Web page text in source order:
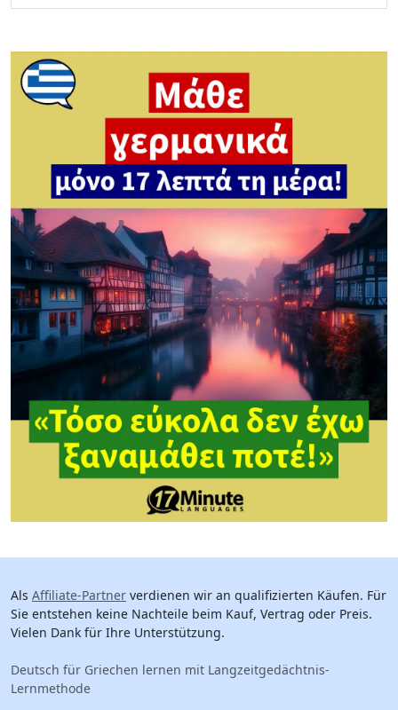
Als Affiliate-Partner verdienen wir an qualifizierten Käufen. Für
Sie entstehen keine Nachteile beim Kauf, Vertrag oder Preis.
Vielen Dank für Ihre Unterstützung.
Deutsch für Griechen lernen mit Langzeitgedächtnis-
Lernmethode